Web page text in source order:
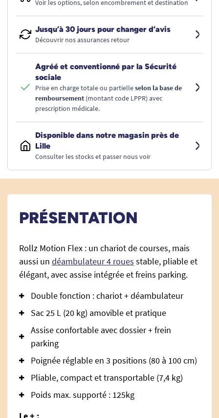
Voir les options, selon encombrement et destination
Jusqu’à 30 jours pour changer d’avis
Découvrir nos assurances retour
Agréé et conventionné par la Sécurité
sociale
Prise en charge totale ou partielleselon la base de
remboursement (montant code LPPR) avec
prescription médicale.
Disponible dans notre magasin près de
Lille
Consulter les stocks et passer nous voir
PRÉSENTATION
Rollz Motion Flex : un chariot de courses, mais
aussi un déambulateur 4 roues stable, pliable et
élégant, avec assise intégrée et freins parking.
Double fonction : chariot + déambulateur
Sac 25 L (20 kg) amovible et pratique
Assise confortable avec dossier + frein
parking
Poignée réglable en 3 positions (80 à 100 cm)
Pliable, compact et transportable (7,4 kg)
Poids max. supporté : 125kg